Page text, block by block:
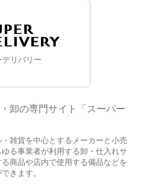
デリバリー
卸の専門サイト「スーパー
雑貨を中心とするメーカーと小売
る事業者が利用する卸・仕入れサ
商品や店内で使用する備品などを
きます。